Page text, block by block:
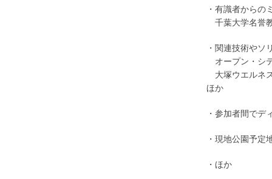
・有識者からの
千葉大学名
・関連技術やソ
オープン・シ
大塚ウエルネ
ほか
・参加者間でデ
・現地公園予定
・ほか